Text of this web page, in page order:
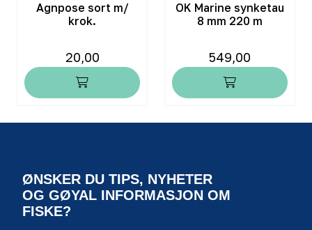
Agnpose sort m/
krok.
20,00
OK Marine synketau
8 mm 220 m
549,00
ØNSKER DU TIPS, NYHETER
OG GØYAL INFORMASJON OM
FISKE?